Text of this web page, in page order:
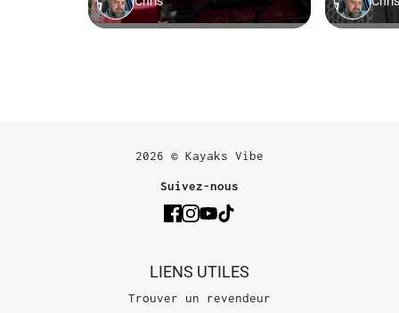
2026 © Kayaks Vibe
Suivez-nous
LIENS UTILES
Trouver un revendeur